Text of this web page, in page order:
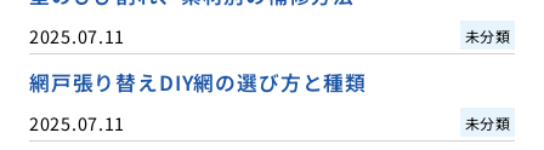
2025.07.11 未分類
網戸張り替えDIY網の選び方と種類
2025.07.11 未分類